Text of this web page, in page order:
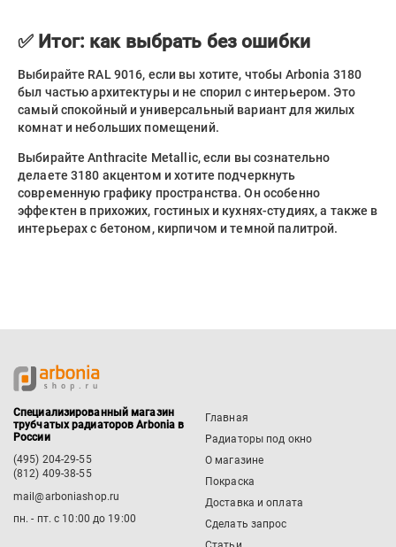
✅ Итог: как выбрать без ошибки
Выбирайте RAL 9016, если вы хотите, чтобы Arbonia 3180
был частью архитектуры и не спорил с интерьером. Это
самый спокойный и универсальный вариант для жилых
комнат и небольших помещений.
Выбирайте Anthracite Metallic, если вы сознательно
делаете 3180 акцентом и хотите подчеркнуть
современную графику пространства. Он особенно
эффектен в прихожих, гостиных и кухнях-студиях, а также в
интерьерах с бетоном, кирпичом и темной палитрой.
Специализированный магазин
трубчатых радиаторов Arbonia в
России
(495) 204-29-55
(812) 409-38-55
mail@arboniashop.ru
пн. - пт. с 10:00 до 19:00
Главная
Радиаторы под окно
О магазине
Покраска
Доставка и оплата
Сделать запрос